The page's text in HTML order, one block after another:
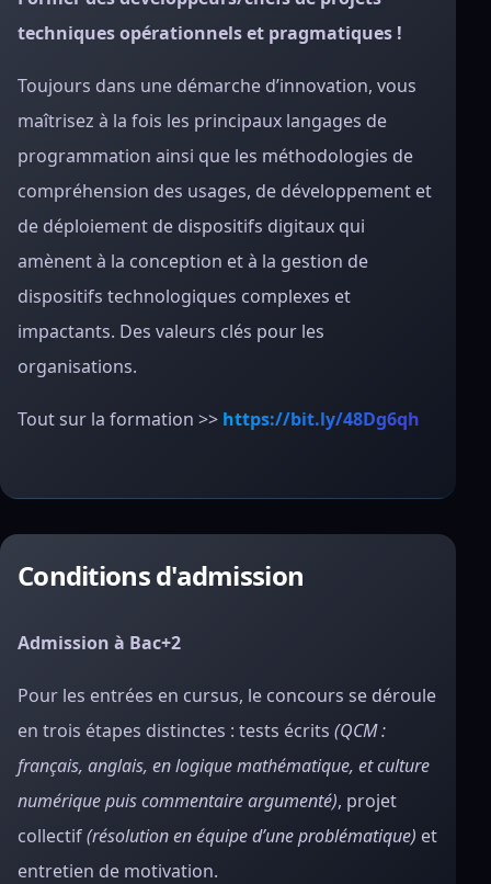
techniques opérationnels et pragmatiques !
Toujours dans une démarche d’innovation, vous
maîtrisez à la fois les principaux langages de
programmation ainsi que les méthodologies de
compréhension des usages, de développement et
de déploiement de dispositifs digitaux qui
amènent à la conception et à la gestion de
dispositifs technologiques complexes et
impactants. Des valeurs clés pour les
organisations.
Tout sur la formation >> https://bit.ly/48Dg6qh
Conditions d'admission
Admission à Bac+2
Pour les entrées en cursus, le concours se déroule
en trois étapes distinctes : tests écrits (QCM :
français, anglais, en logique mathématique, et culture
numérique puis commentaire argumenté), projet
collectif(résolution en équipe d’une problématique) et
entretien de motivation.